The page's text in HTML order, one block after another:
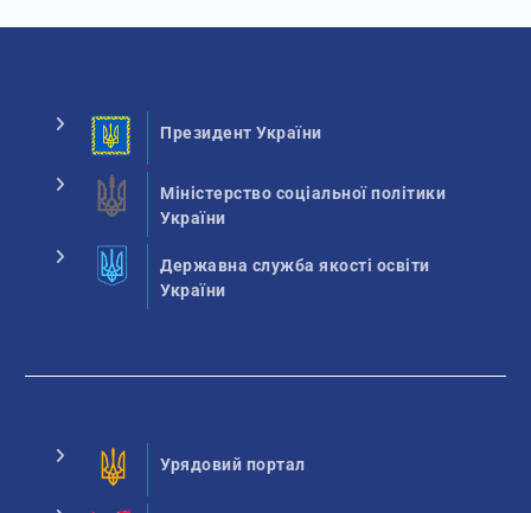
Президент України
Міністерство соціальної політики
України
Державна служба якості освіти
України
Урядовий портал